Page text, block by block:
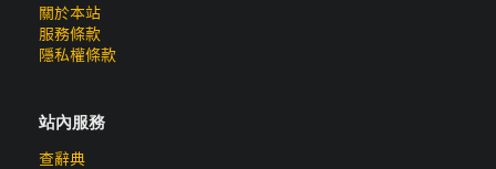
關於本站
服務條款
隱私權條款
站內服務
查辭典